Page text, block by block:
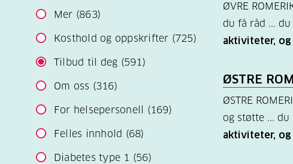
Mer (863)
Kosthold og oppskrifter (725)
Tilbud til deg (591)
Om oss (316)
For helsepersonell (169)
Felles innhold (68)
Diabetes type 1 (56)
ØVRE
du få råd ...
aktiviteter, og
ØSTRE
ØSTRE
og støtte ...
aktiviteter, og